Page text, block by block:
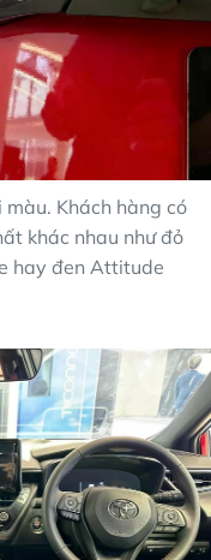
Khách hàng có
khác nhau như đỏ
hay đen Attitude